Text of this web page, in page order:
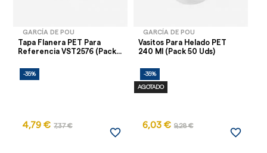
GARCÍA DE POU
Tapa Flanera PET Para
Referencia VST2576 (Pack...
-35%
4,79 € 7,37 €
favorite_border
GARCÍA DE POU
Vasitos Para Helado PET
240 Ml (Pack 50 Uds)
-35%
AGOTADO
6,03 € 9,28 €
favorite_border